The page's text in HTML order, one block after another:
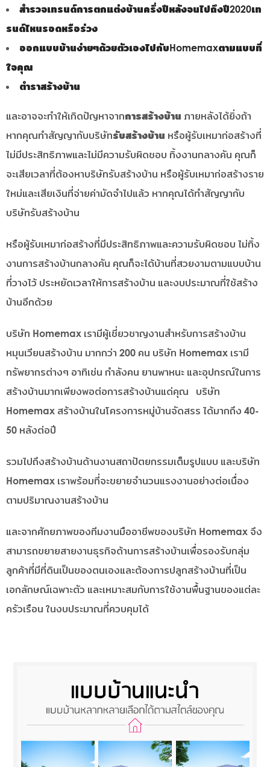
สำรวจเทรนด์การตกแต่งบ้านครึ่งปีหลังจนไปถึงปี2020เท
รนด์ไหนรอดหรือร่วง
ออกแบบบ้านง่ายๆด้วยตัวเองไปกับHomemaxตามแบบที่
ใจคุณ
ตำราสร้างบ้าน
และอาจจะทำให้เกิดปัญหาจากการสร้างบ้าน ภายหลังได้ยิ่งถ้า
หากคุณทำสัญญากับบริษัทรับสร้างบ้าน หรือผู้รับเหมาก่อสร้างที่
ไม่มีประสิทธิภาพและไม่มีความรับผิดชอบ ทิ้งงานกลางคัน คุณก็
จะเสียเวลาที่ต้องหาบริษัทรับสร้างบ้าน หรือผู้รับเหมาก่อสร้างราย
ใหม่และเสียเงินที่จ่ายค่ามัดจำไปแล้ว หากคุณได้ทำสัญญากับ
บริษัทรับสร้างบ้าน
หรือผู้รับเหมาก่อสร้างที่มีประสิทธิภาพและความรับผิดชอบ ไม่ทิ้ง
งานการสร้างบ้านกลางคัน คุณก็จะได้บ้านที่สวยงามตามแบบบ้าน
ที่วางไว้ ประหยัดเวลาให้การสร้างบ้าน และงบประมาณที่ใช้สร้าง
บ้านอีกด้วย
บริษัท Homemax เรามีผู้เชี่ยวชาญงานสำหรับการสร้างบ้าน
หมุนเวียนสร้างบ้าน มากกว่า 200 คน บริษัท Homemax เรามี
ทรัพยากรต่างๆ อาทิเช่น กำลังคน ยานพาหนะ และอุปกรณ์ในการ
สร้างบ้านมากเพียงพอต่อการสร้างบ้านแด่คุณ บริษัท
Homemax สร้างบ้านในโครงการหมู่บ้านจัดสรร ได้มากถึง 40-
50 หลังต่อปี
รวมไปถึงสร้างบ้านด้านงานสถาปัตยกรรมเต็มรูปแบบ และบริษัท
Homemax เราพร้อมที่จะขยายจำนวนแรงงานอย่างต่อเนื่อง
ตามปริมาณงานสร้างบ้าน
และจากศักยภาพของทีมงานมืออาชีพของบริษัท Homemax จึง
สามารถขยายสายงานธุรกิจด้านการสร้างบ้านเพื่อรองรับกลุ่ม
ลูกค้าที่มีที่ดินเป็นของตนเองและต้องการปลูกสร้างบ้านที่เป็น
เอกลักษณ์เฉพาะตัว และเหมาะสมกับการใช้งานพื้นฐานของแต่ละ
ครัวเรือน ในงบประมาณที่ควบคุมได้